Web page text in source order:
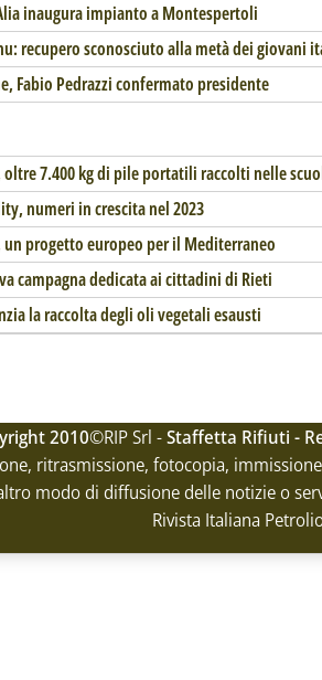
inaugura impianto a Montespertoli
recupero sconosciuto alla metà dei giovani
Fabio Pedrazzi confermato presidente
oltre 7.400 kg di pile portatili raccolti nelle
numeri in crescita nel 2023
progetto europeo per il Mediterraneo
campagna dedicata ai cittadini di Rieti
la raccolta degli oli vegetali esausti
2010©RIP Srl -Staffetta Rifiuti -
ritrasmissione, fotocopia,
modo di diffusione delle notizie o
Rivista Italiana